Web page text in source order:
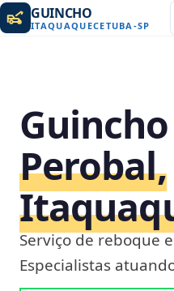
GUINCHO
ITAQUAQUECETUBA -SP
Perobal,
Serviço de reboque
Especialistas